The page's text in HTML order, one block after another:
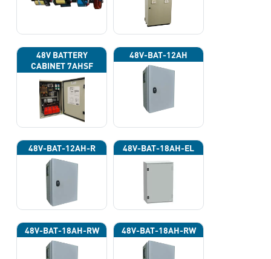
48V BATTERY
CABINET 7AHSF
(INPUT POWER
220VAC)
48V-BAT-12AH
48V-BAT-12AH-R 48V-BAT-18AH-EL
48V-BAT-18AH-RW 48V-BAT-18AH-RW